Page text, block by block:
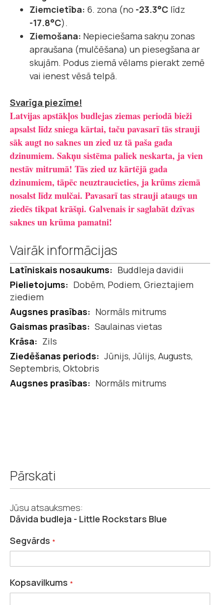
Ziemcietība: 6. zona (no -23.3°C līdz
-17.8°C).
Ziemošana: Nepieciešama sakņu zonas
apraušana (mulčēšana) un piesegšana ar
skujām. Podus ziemā vēlams pierakt zemē
vai ienest vēsā telpā.
Svarīga piezīme!
Latvijas apstākļos budlejas ziemas periodā bieži
apsalst līdz sniega kārtai, taču pavasarī tās strauji
sāk augt no saknes un zied uz tā paša gada
dzinumiem. Sakņu sistēma paliek neskarta, ja vien
nestāv mitrumā! Tās zied uz kārtējā gada
dzinumiem, tāpēc neuztraucieties, ja krūms ziemā
nosalst līdz mulčai. Pavasarī tas strauji ataugs un
ziedēs tikpat krāšņi. Galvenais ir saglabāt dzīvas
saknes un krūma pamatni!
Vairāk informācijas
Vairāk
informācijas
Buddleja davidii
Dobēm, Podiem, Grieztajiem
ziediem
Normāls mitrums
Saulainas vietas
Zils
Jūnijs, Jūlijs, Augusts,
Septembris, Oktobris
Normāls mitrums
Pārskati
Jūsu atsauksmes:
Dāvida budleja - Little Rockstars Blue
Segvārds
Kopsavilkums